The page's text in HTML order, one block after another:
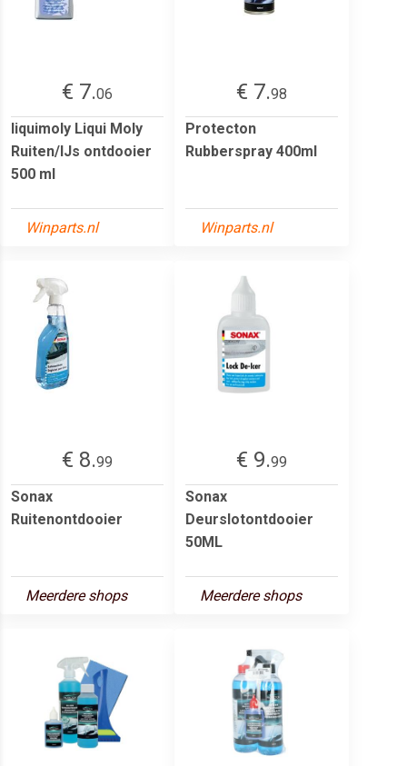
€ 7.06
liquimoly Liqui Moly
Ruiten/IJs ontdooier
500 ml
Winparts.nl
€ 7.98
Protecton
Rubberspray 400ml
Winparts.nl
€ 8.99
Sonax
Ruitenontdooier
Meerdere shops
€ 9.99
Sonax
Deurslotontdooier
50ML
Meerdere shops